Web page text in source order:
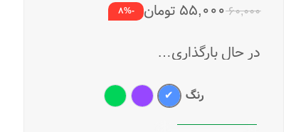
۶۰,۰۰۰۵۵,۰۰۰ تومان -8%
در حال بارگذاری…
رنگ
آبی بنفشسبز